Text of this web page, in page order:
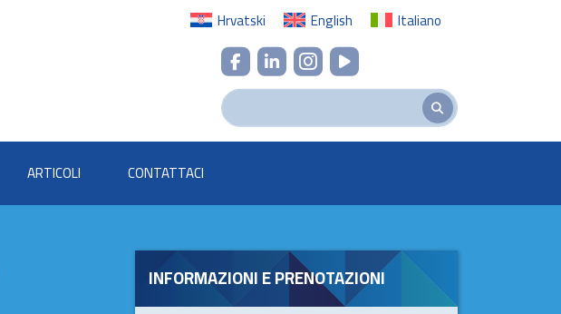
Hrvatski English Italiano
ARTICOLI CONTATTACI
INFORMAZIONI E PRENOTAZIONI